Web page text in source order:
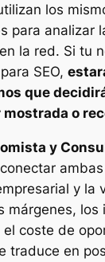
los
para analizar
la red. Si tu
SEO,
que
mostrada o
y
y la
márgenes, los
el coste de
traduce en